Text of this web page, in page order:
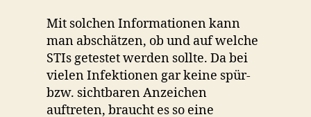
Mit solchen Informationen kann
man abschätzen, ob und auf welche
STIs getestet werden sollte. Da bei
vielen Infektionen gar keine spür-
bzw. sichtbaren Anzeichen
auftreten, braucht es so eine